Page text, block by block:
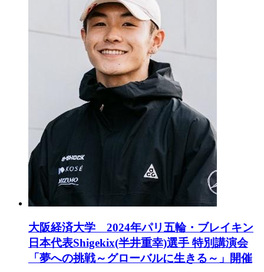
大阪経済大学 2024年パリ五輪・ブレイキン
日本代表Shigekix(半井重幸)選手 特別講演会
「夢への挑戦～グローバルに生きる～」開催